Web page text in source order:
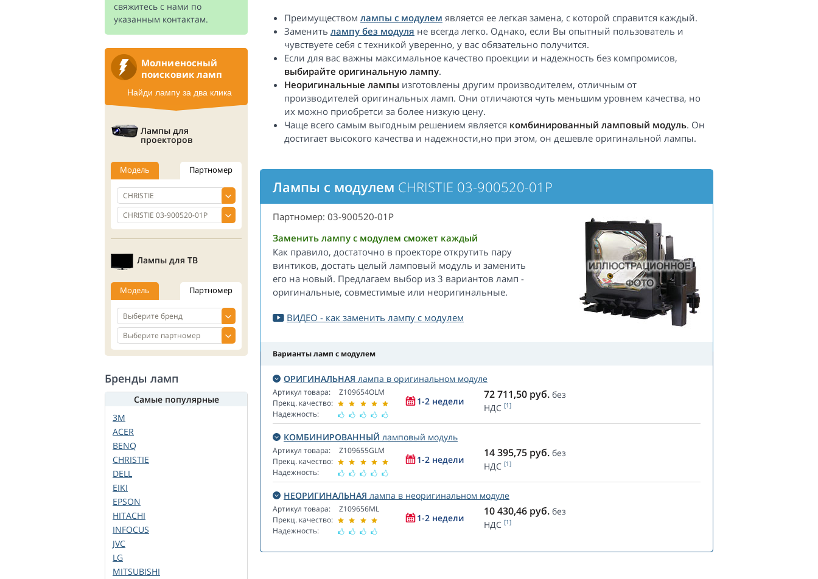
Преимуществом лампы с модулем является ее легкая замена, с которой справится каждый.
Заменить лампу без модуля не всегда легко. Однако, если Вы опытный пользователь и
чувствуете себя с техникой уверенно, у вас обязательно получится.
Если для вас важны максимальное качество проекции и надежность без компромисов,
выбирайте оригинальную лампу.
Неоригинальные лампы изготовлены другим производителем, отличным от
производителей оригинальных ламп. Они отличаются чуть меньшим уровнем качества, но
их можно приобретси за более низкую цену.
Чаще всего самым выгодным решением является комбинированный ламповый модуль. Он
достигает высокого качества и надежности,но при этом, он дешевле оригинальной лампы.
Лампы с модулем CHRISTIE 03-900520-01P
Партномер: 03-900520-01P
Заменить лампу с модулем сможет каждый
Как правило, достаточно в проекторе открутить пару
винтиков, достать целый ламповый модуль и заменить
его на новый. Предлагаем выбор из 3 вариантов ламп -
оригинальные, совместимые или неоригинальные.
ВИДЕО - как заменить лампу с модулем
Варианты ламп с модулем
ОРИГИНАЛЬНАЯ лампа в оригинальном модуле
Артикул товара:
Прекц. качество:
Надежность:
Z109654OLM
1-2 недели
72 711,50 руб. без
НДС [1]
КОМБИНИРОВАННЫЙ ламповый модуль
Артикул товара:
Прекц. качество:
Надежность:
Z109655GLM
1-2 недели
14 395,75 руб. без
НДС [1]
НЕОРИГИНАЛЬНАЯ лампа в неоригинальном модуле
Артикул товара:
Прекц. качество:
Надежность:
Z109656ML
1-2 недели
10 430,46 руб. без
НДС [1]
свяжитесь с нами по
указанным контактам.
Молниеносный
поисковик ламп
Найди лампу за два клика
Лампы для
проекторов
Модель Партномер
Лампы для ТВ
Модель Партномер
Бренды ламп
Самые популярные
3M
ACER
BENQ
CHRISTIE
DELL
EIKI
EPSON
HITACHI
INFOCUS
JVC
LG
MITSUBISHI